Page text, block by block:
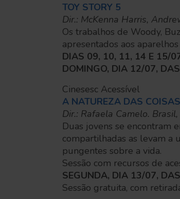
TOY STORY 5
Dir.: McKenna Harris,
Os trabalhos de Woody,
apresentados aos
DIAS 09, 10, 11, 14 E 15/
DOMINGO, DIA 12/07,
Cinesesc Acessível
A NATUREZA DAS
Dir.: Rafaela Camelo.
Duas jovens se encontram
compartilhadas as levam a
pungentes sobre a vida.
Sessão com recursos de
SEGUNDA, DIA 13/07,
Sessão gratuita, com